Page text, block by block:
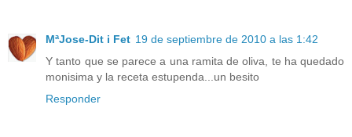
MªJose-Dit i Fet 19 de septiembre de 2010 a las 1:42
Y tanto que se parece a una ramita de oliva, te ha quedado
monisima y la receta estupenda...un besito
Responder